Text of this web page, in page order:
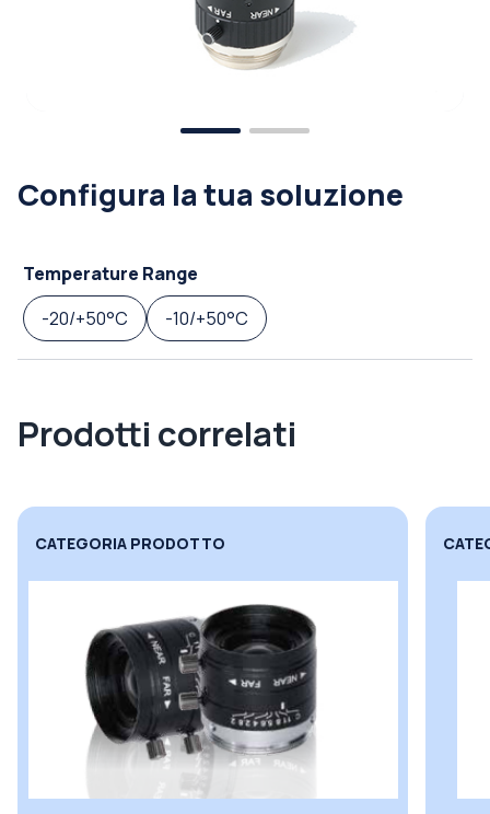
Configura la tua soluzione
Temperature Range
-20/+50°C
-10/+50°C
Prodotti correlati
CATEGORIA PRODOTTO